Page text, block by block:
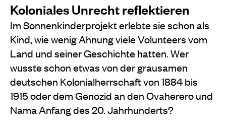
Koloniales Unrecht reflektieren
Im Sonnenkinderprojekt erlebte sie schon als
Kind, wie wenig Ahnung viele Volunteers vom
Land und seiner Geschichte hatten. Wer
wusste schon etwas von der grausamen
deutschen Kolonialherrschaft von 1884 bis
1915 oder dem Genozid an den Ovaherero und
Nama Anfang des 20. Jahrhunderts?